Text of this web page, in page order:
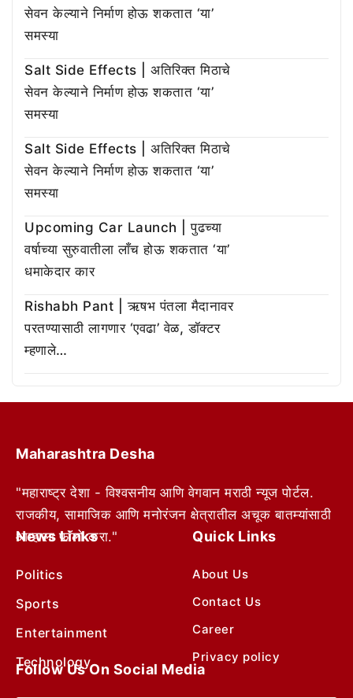
सेवन केल्याने निर्माण होऊ शकतात ‘या’
समस्या
Salt Side Effects | अतिरिक्त मिठाचे
सेवन केल्याने निर्माण होऊ शकतात ‘या’
समस्या
Salt Side Effects | अतिरिक्त मिठाचे
सेवन केल्याने निर्माण होऊ शकतात ‘या’
समस्या
Upcoming Car Launch | पुढच्या
वर्षाच्या सुरुवातीला लाँच होऊ शकतात ‘या’
धमाकेदार कार
Rishabh Pant | ऋषभ पंतला मैदानावर
परतण्यासाठी लागणार ‘एवढा’ वेळ, डॉक्टर
म्हणाले…
Maharashtra Desha
"महाराष्ट्र देशा - विश्वसनीय आणि वेगवान मराठी न्यूज पोर्टल.
राजकीय, सामाजिक आणि मनोरंजन क्षेत्रातील अचूक बातम्यांसाठी
आम्हाला फॉलो करा."
News Links
Politics
Sports
Entertainment
Technology
Quick Links
About Us
Contact Us
Career
Privacy policy
Follow Us On Social Media